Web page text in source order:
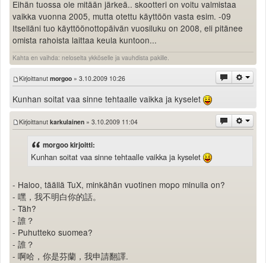
Eihän tuossa ole mitään järkeä.. skootteri on voitu valmistaa
vaikka vuonna 2005, mutta otettu käyttöön vasta esim. -09
Itselläni tuo käyttöönottopäivän vuosiluku on 2008, eli pitänee
omista rahoista laittaa keula kuntoon...
Kahta en vaihda: neloselta ykköselle ja vauhdista pakille.
Kirjoittanut morgoo » 3.10.2009 10:26
Kunhan soitat vaa sinne tehtaalle vaikka ja kyselet
Kirjoittanut karkulainen » 3.10.2009 11:04
morgoo kirjoitti:
Kunhan soitat vaa sinne tehtaalle vaikka ja kyselet
- Haloo, täällä TuX, minkähän vuotinen mopo minulla on?
- 嘿，我不明白你的話。
- Täh?
- 誰？
- Puhutteko suomea?
- 誰？
- 啊哈，你是芬蘭，我申請翻譯.